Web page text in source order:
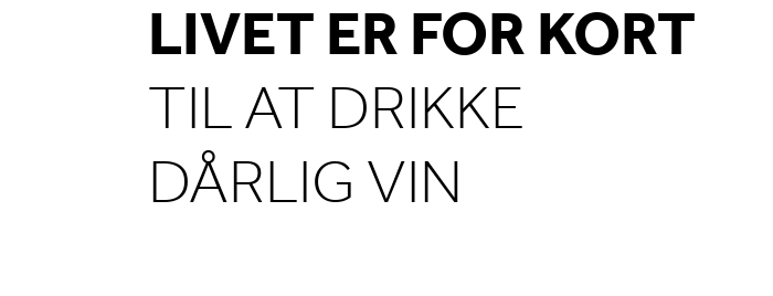
LIVET ER FOR KORT
TIL AT DRIKKE
DÅRLIG VIN